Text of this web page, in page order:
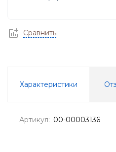
Сравнить
Характеристики
Артикул: 00-00003136